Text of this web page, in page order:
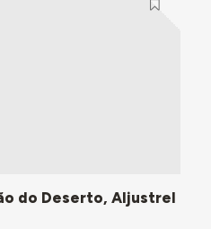
do Deserto, Aljustrel